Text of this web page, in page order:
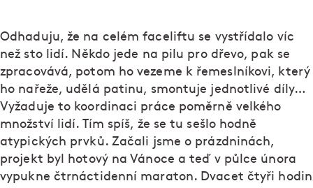
Odhaduju, že na celém faceliftu se vystřídalo víc
než sto lidí. Někdo jede na pilu pro dřevo, pak se
zpracovává, potom ho vezeme k řemeslníkovi, který
ho nařeže, udělá patinu, smontuje jednotlivé díly…
Vyžaduje to koordinaci práce poměrně velkého
množství lidí. Tím spíš, že se tu sešlo hodně
atypických prvků. Začali jsme o prázdninách,
projekt byl hotový na Vánoce a teď v půlce února
vypukne čtrnáctidenní maraton. Dvacet čtyři hodin